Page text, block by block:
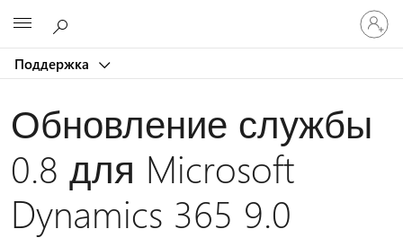
Поддержка
Обновление службы
0.8 для Microsoft
Dynamics 365 9.0